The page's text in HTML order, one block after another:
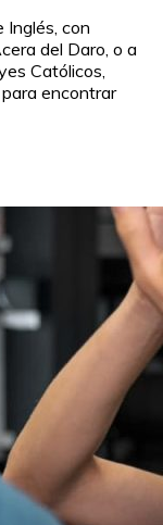
Inglés, con
del Daro, o a
Católicos,
encontrar